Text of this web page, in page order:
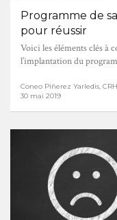
Programme de
pour réussir
Voici les éléments clés à
l’implantation du
Coneo Piñerez Yarledis,
30 mai 2019